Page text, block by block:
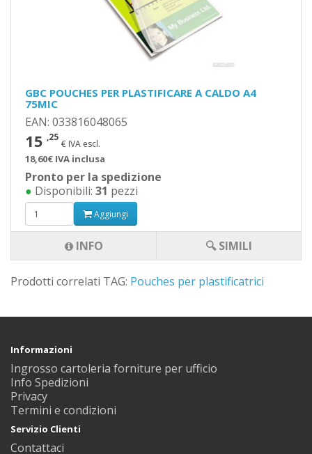
GBC POUCHES PER PLASTIFICARE A CALDO A4
75MIC
EAN: 033816048065
15 ,25
€ IVA escl.
18,60€ IVA inclusa
Pronto per la spedizione
● Disponibili: 31 pezzi
Aggiungi
INFO 🔍 SIMILI
Prodotti correlati TAG: Pouches per plastificatrici
Informazioni
Ingrosso cartoleria forniture per ufficio
Info Spedizioni
Privacy
Termini e condizioni
Servizio Clienti
Contattaci